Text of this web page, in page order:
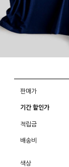
판매가
기간 할인가
적립금
배송비
색상